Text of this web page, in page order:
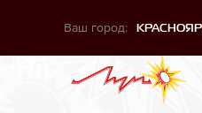
Ваш город: